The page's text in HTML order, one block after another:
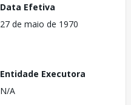
Data Efetiva
27 de maio de 1970
Entidade Executora
N/A